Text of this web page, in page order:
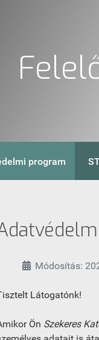
program
Módosítás:
Látogatónk!
Ön Szekeres